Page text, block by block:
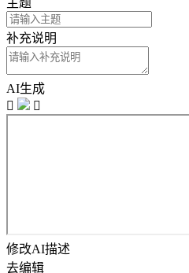
主题
补充说明
AI生成


修改AI描述
去编辑